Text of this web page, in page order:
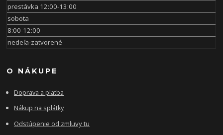
prestávka 12:00-13:00
sobota
8:00-12:00
nedeľa-zatvorené
O NÁKUPE
Doprava a platba
Nákup na splátky
Odstúpenie od zmluvy tu